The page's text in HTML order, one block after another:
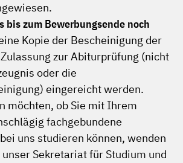
bis zum Bewerbungsende noch
Kopie der Bescheinigung der
zur Abiturprüfung (nicht
oder die
eingereicht werden.
möchten, ob Sie mit Ihrem
fachgebundene
uns studieren können, wenden
Sekretariat für Studium und